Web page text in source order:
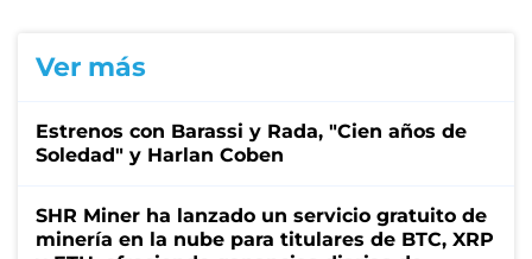
Ver más
Estrenos con Barassi y Rada, "Cien años de
Soledad" y Harlan Coben
SHR Miner ha lanzado un servicio gratuito de
minería en la nube para titulares de BTC, XRP